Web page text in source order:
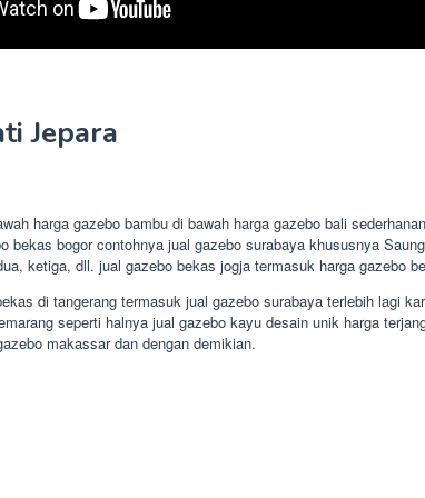
Jepara
harga gazebo bambu di bawah harga gazebo bali
bogor contohnya jual gazebo surabaya khususnya
ketiga, dll. jual gazebo bekas jogja termasuk harga gazebo
di tangerang termasuk jual gazebo surabaya terlebih lagi
seperti halnya jual gazebo kayu desain unik harga
makassar dan dengan demikian.